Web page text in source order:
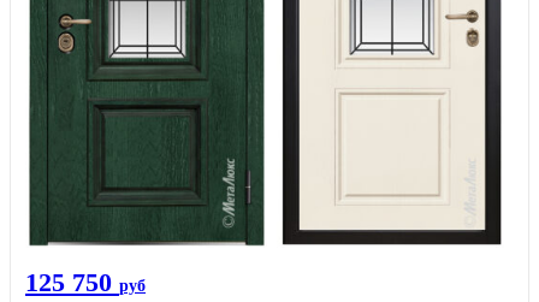
125 750 руб